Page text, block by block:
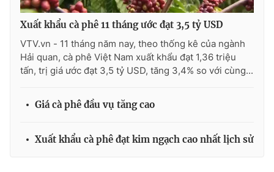
Xuất khẩu cà phê 11 tháng ước đạt 3,5 tỷ USD
VTV.vn - 11 tháng năm nay, theo thống kê của ngành
Hải quan, cà phê Việt Nam xuất khẩu đạt 1,36 triệu
tấn, trị giá ước đạt 3,5 tỷ USD, tăng 3,4% so với cùng...
Giá cà phê đầu vụ tăng cao
Xuất khẩu cà phê đạt kim ngạch cao nhất lịch sử